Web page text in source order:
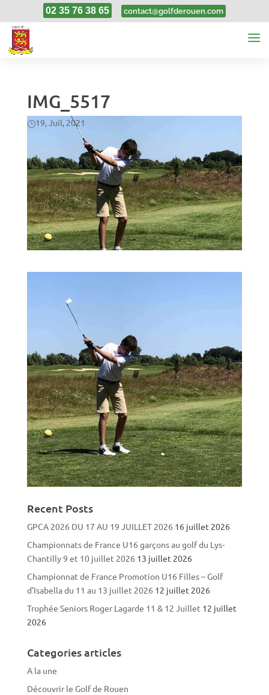
02 35 76 38 65 contact@golfderouen.com
IMG_5517
19, Juil, 2021
Recent Posts
GPCA 2026 DU 17 AU 19 JUILLET 2026 16 juillet 2026
Championnats de France U16 garçons au golf du Lys-
Chantilly 9 et 10 juillet 2026 13 juillet 2026
Championnat de France Promotion U16 Filles – Golf
d’Isabella du 11 au 13 juillet 2026 12 juillet 2026
Trophée Seniors Roger Lagarde 11 & 12 Juillet 12 juillet
2026
Categories articles
A la une
Découvrir le Golf de Rouen